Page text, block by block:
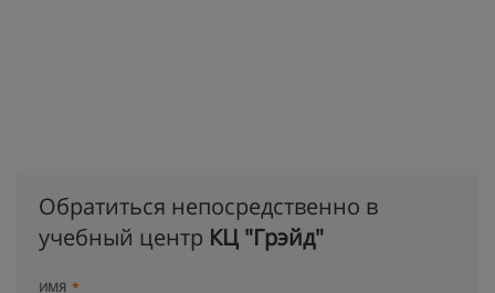
Обратиться непосредственно в
учебный центр КЦ "Грэйд"
ИМЯ